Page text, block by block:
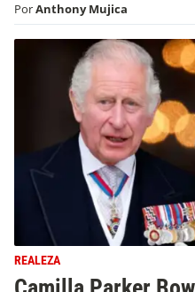
PorAnthony Mujica
REALEZA